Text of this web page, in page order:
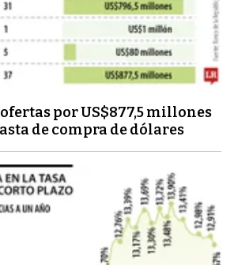
por US$877,5 millones
de compra de dólares